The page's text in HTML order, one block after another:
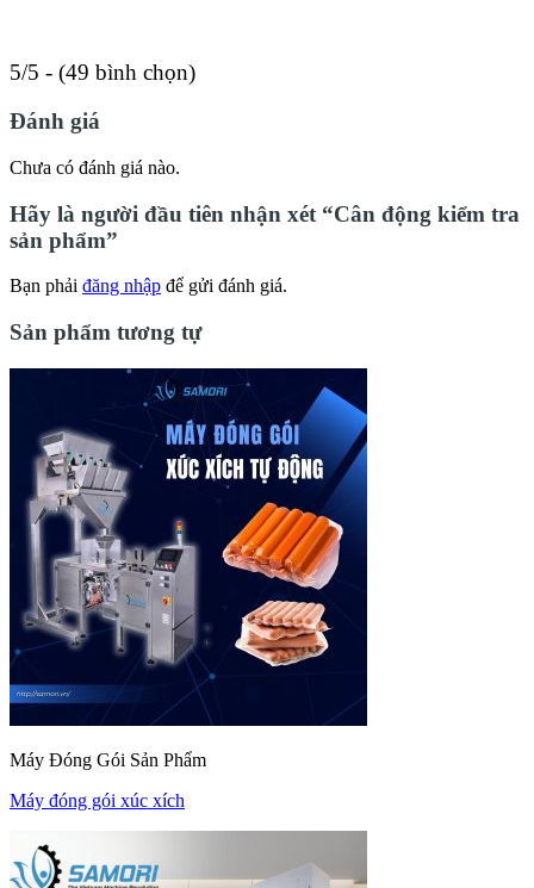
5/5 - (49 bình chọn)
Đánh giá
Chưa có đánh giá nào.
Hãy là người đầu tiên nhận xét “Cân động kiểm tra
sản phẩm”
Bạn phải đăng nhập để gửi đánh giá.
Sản phẩm tương tự
Máy Đóng Gói Sản Phẩm
Máy đóng gói xúc xích